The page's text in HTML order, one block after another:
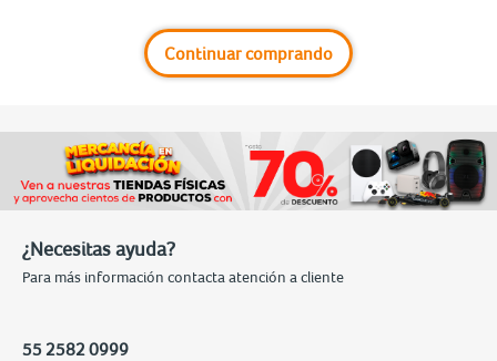
Continuar comprando
¿Necesitas ayuda?
Para más información contacta atención a cliente
55 2582 0999